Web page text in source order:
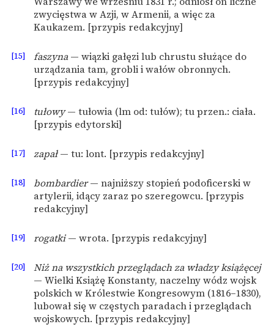
zwycięstwa w Azji, w Armenii, a więc za
Kaukazem. [przypis redakcyjny]
[15] faszyna— wiązki gałęzi lub chrustu służące do
urządzania tam, grobli i wałów obronnych.
[przypis redakcyjny]
[16] tułowy— tułowia (lm od: tułów); tu przen.: ciała.
[przypis edytorski]
[17] zapał— tu: lont. [przypis redakcyjny]
[18] bombardier— najniższy stopień podoficerski w
artylerii, idący zaraz po szeregowcu. [przypis
redakcyjny]
[19] rogatki— wrota. [przypis redakcyjny]
[20]
Niż na wszystkich przeglądach za władzy książęcej
— Wielki Książę Konstanty, naczelny wódz wojsk
polskich w Królestwie Kongresowym (1816–1830),
lubował się w częstych paradach i przeglądach
wojskowych. [przypis redakcyjny]